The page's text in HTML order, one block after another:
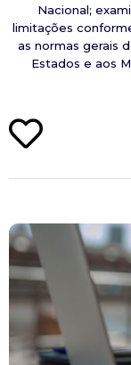
Nacional;
limitações
as normas gerais
Estados e aos